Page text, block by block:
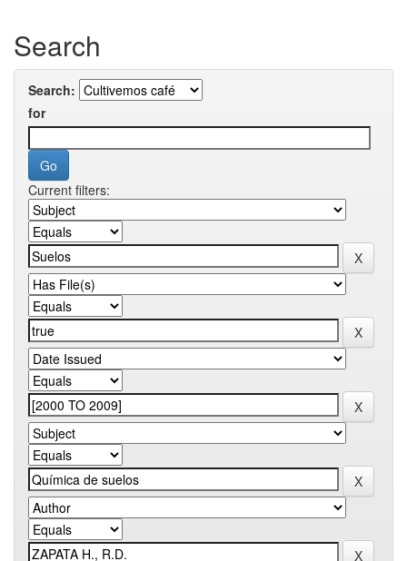
Search
Search:
for
Current filters: